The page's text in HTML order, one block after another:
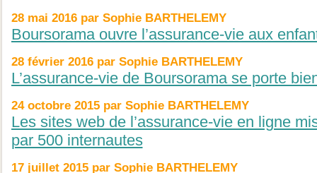
28 mai 2016 par Sophie BARTHELEMY
Boursorama ouvre l’assurance-vie aux
28 février 2016 par Sophie BARTHELEMY
L’assurance-vie de Boursorama se porte
24 octobre 2015 par Sophie BARTHELEMY
Les sites web de l’assurance-vie en ligne
par 500 internautes
17 juillet 2015 par Sophie BARTHELEMY